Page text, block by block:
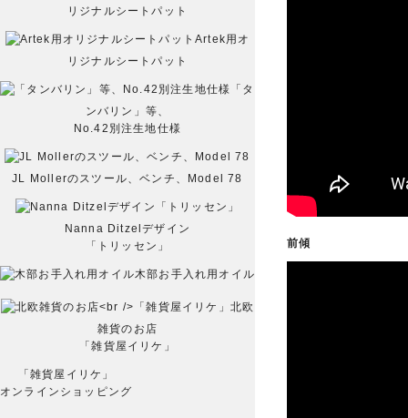
前傾
リジナルシートパット
Artek用オ
リジナルシートパット
「タ
ンバリン」等、
No.42別注生地仕様
JL Mollerのスツール、ベンチ、Model 78
Nanna Ditzelデザイン
「トリッセン」
木部お手入れ用オイル
北欧
雑貨のお店
「雑貨屋イリケ」
「雑貨屋イリケ」
オンラインショッピング